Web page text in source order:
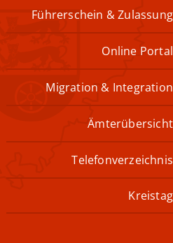
Führerschein & Zulassung
Online Portal
Migration & Integration
Ämterübersicht
Telefonverzeichnis
Kreistag